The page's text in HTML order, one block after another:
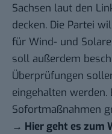
Sachsen laut den
decken. Die Partei
für Wind- und
soll außerdem
Überprüfungen
eingehalten
Sofortmaßnahmen
→ Hier geht es zum